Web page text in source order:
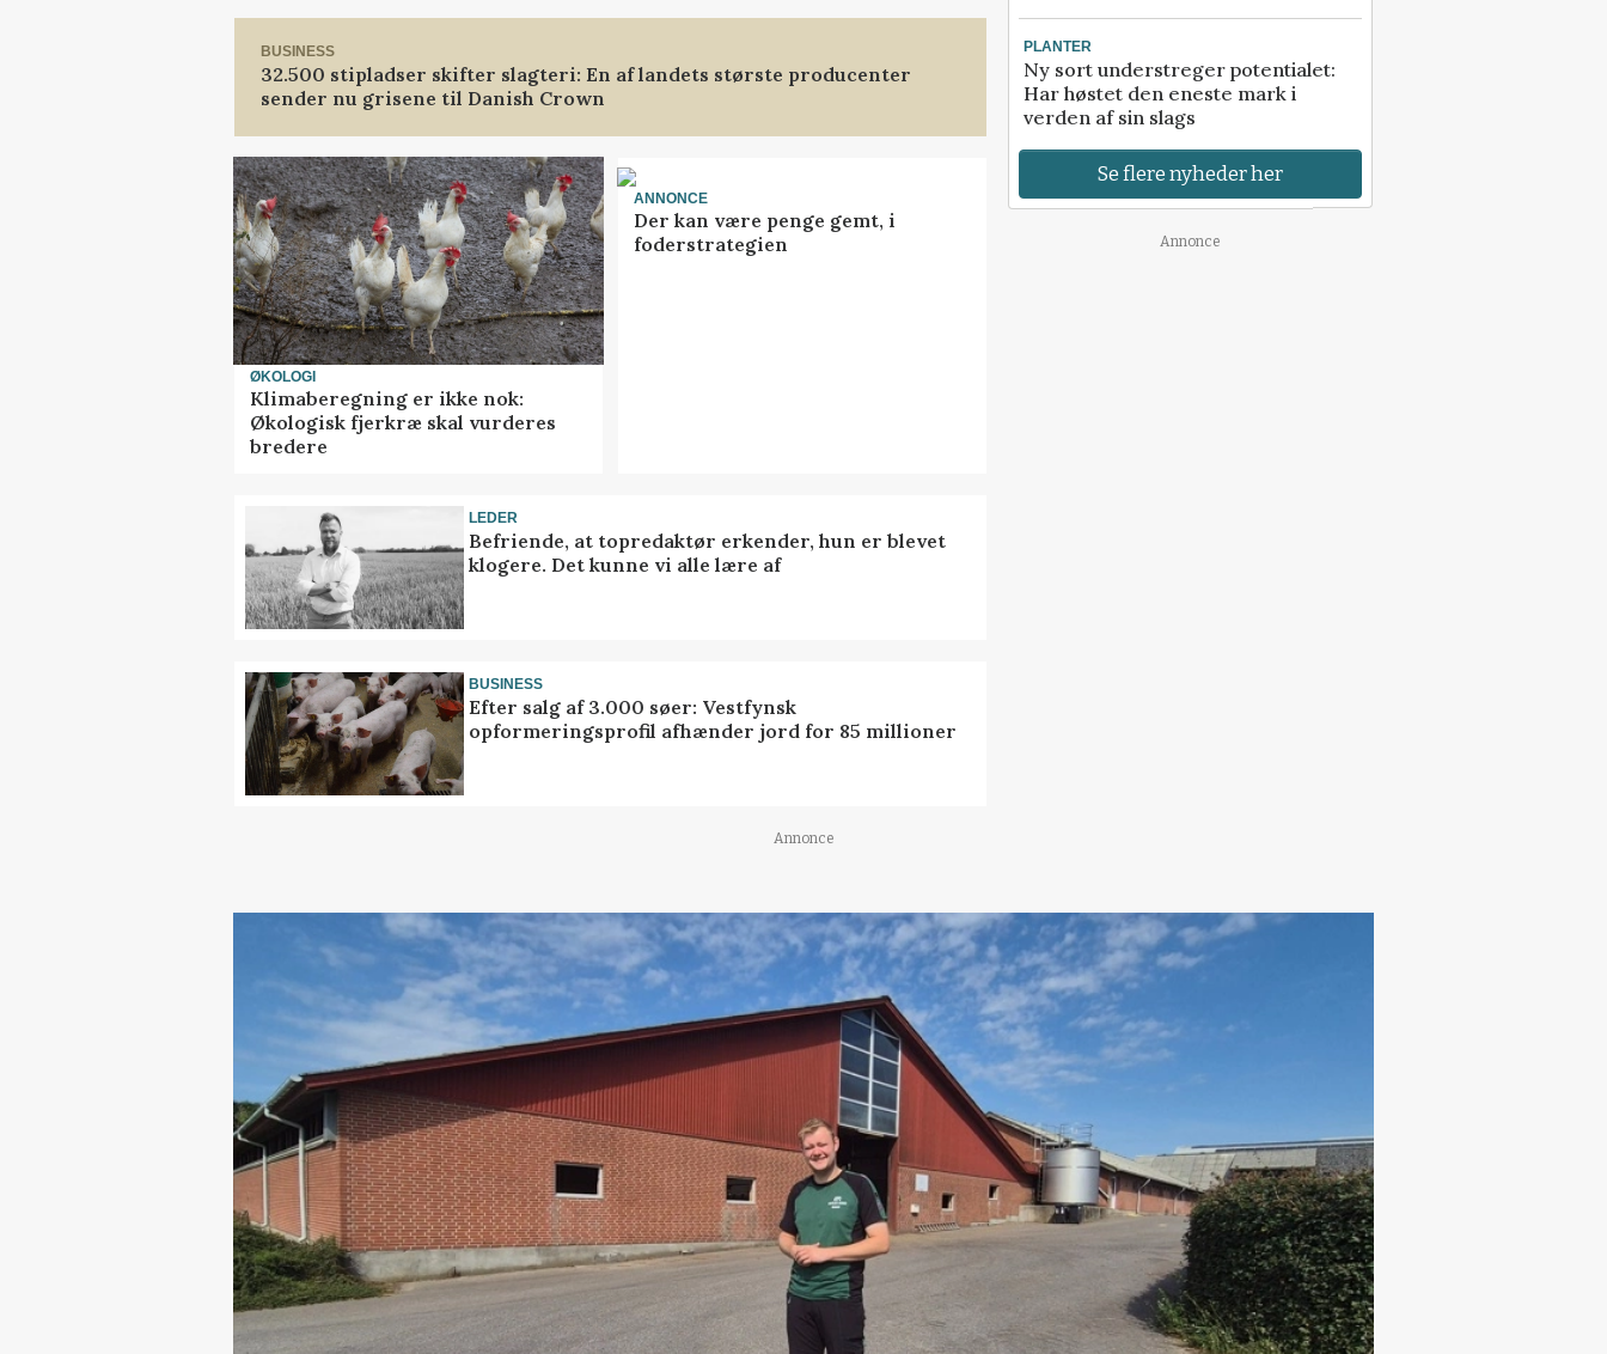
BUSINESS
32.500 stipladser skifter slagteri: En af landets største producenter
sender nu grisene til Danish Crown
ØKOLOGI
Klimaberegning er ikke nok:
Økologisk fjerkræ skal vurderes
bredere
ANNONCE
Der kan være penge gemt, i
foderstrategien
LEDER
Befriende, at topredaktør erkender, hun er blevet
klogere. Det kunne vi alle lære af
BUSINESS
Efter salg af 3.000 søer: Vestfynsk
opformeringsprofil afhænder jord for 85 millioner
PLANTER
Ny sort understreger potentialet:
Har høstet den eneste mark i
verden af sin slags
Se flere nyheder her
Annonce
Annonce